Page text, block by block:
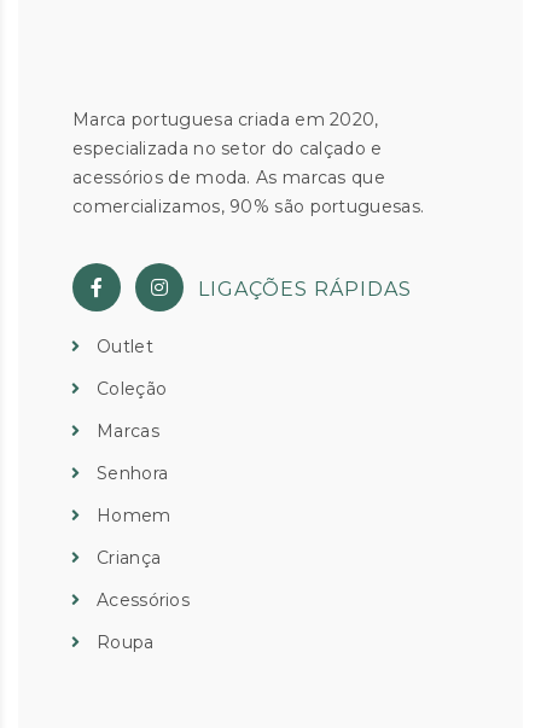
Marca portuguesa criada em 2020,
especializada no setor do calçado e
acessórios de moda. As marcas que
comercializamos, 90% são portuguesas.
LIGAÇÕES RÁPIDAS
Outlet
Coleção
Marcas
Senhora
Homem
Criança
Acessórios
Roupa